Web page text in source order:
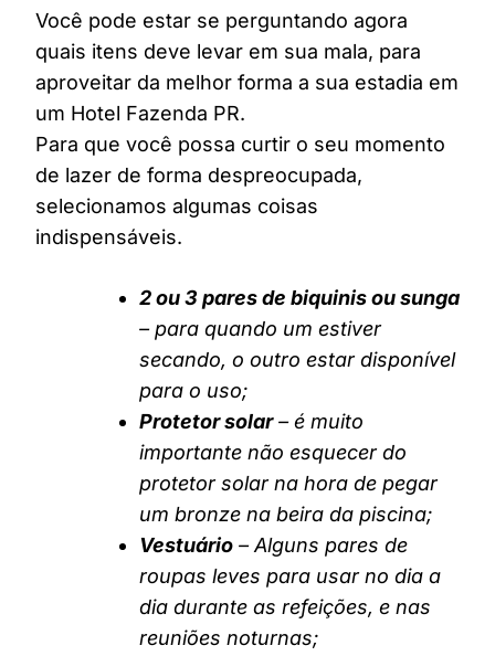
Você pode estar se perguntando agora
quais itens deve levar em sua mala, para
aproveitar da melhor forma a sua estadia em
um Hotel Fazenda PR.
Para que você possa curtir o seu momento
de lazer de forma despreocupada,
selecionamos algumas coisas
indispensáveis.
2 ou 3 pares de biquinis ou sunga
– para quando um estiver
secando, o outro estar disponível
para o uso;
Protetor solar– é muito
importante não esquecer do
protetor solar na hora de pegar
um bronze na beira da piscina;
Vestuário – Alguns pares de
roupas leves para usar no dia a
dia durante as refeições, e nas
reuniões noturnas;